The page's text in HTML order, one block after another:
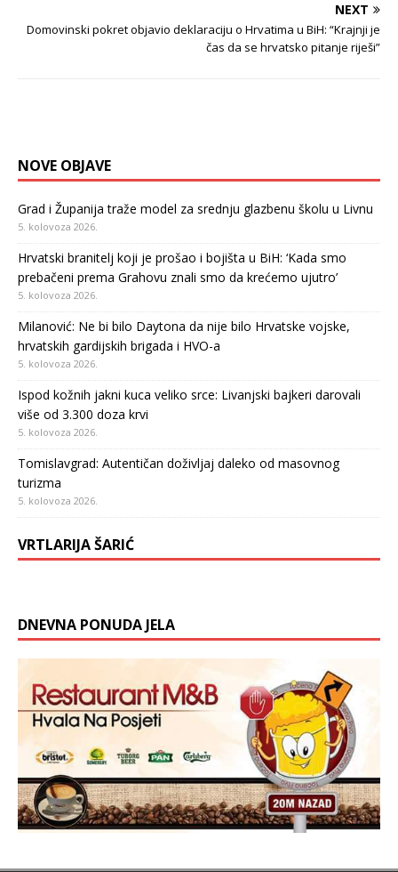
NEXT
Domovinski pokret objavio deklaraciju o Hrvatima u BiH: “Krajnji je
čas da se hrvatsko pitanje riješi”
NOVE OBJAVE
Grad i Županija traže model za srednju glazbenu školu u Livnu
5. kolovoza 2026.
Hrvatski branitelj koji je prošao i bojišta u BiH: ‘Kada smo
prebačeni prema Grahovu znali smo da krećemo ujutro’
5. kolovoza 2026.
Milanović: Ne bi bilo Daytona da nije bilo Hrvatske vojske,
hrvatskih gardijskih brigada i HVO-a
5. kolovoza 2026.
Ispod kožnih jakni kuca veliko srce: Livanjski bajkeri darovali
više od 3.300 doza krvi
5. kolovoza 2026.
Tomislavgrad: Autentičan doživljaj daleko od masovnog
turizma
5. kolovoza 2026.
VRTLARIJA ŠARIĆ
DNEVNA PONUDA JELA